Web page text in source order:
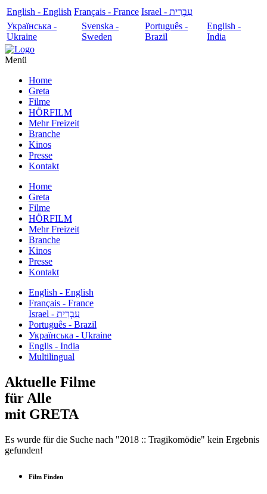
English - English Français - France
עִבְרִית - Israel
Українська -
Ukraine
Svenska -
Sweden
Português -
Brazil
English -
India
Menü
Home
Greta
Filme
HÖRFILM
Mehr Freizeit
Branche
Kinos
Presse
Kontakt
Home
Greta
Filme
HÖRFILM
Mehr Freizeit
Branche
Kinos
Presse
Kontakt
English - English
Français - France
עִבְרִית - Israel
Português - Brazil
Українська - Ukraine
Englis - India
Multilingual
Aktuelle Filme
für Alle
mit GRETA
Es wurde für die Suche nach "2018 :: Tragikomödie" kein Ergebnis
gefunden!
Film Finden